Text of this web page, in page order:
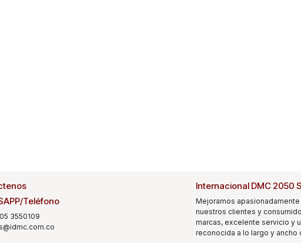
Teléfono
3550109
Internacional DMC 2050
Mejoramos
nuestros clientes y
marcas, excelente servicio y
reconocida a lo largo y ancho